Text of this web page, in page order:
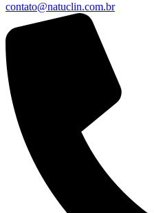
contato@natuclin.com.br